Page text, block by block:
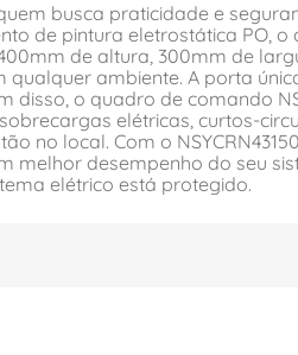
busca praticidade e
de pintura eletrostática PO,
de altura, 300mm de
ambiente. A porta
o quadro de comando
elétricas, curtos-
no local. Com o
desempenho do seu
elétrico está protegido.